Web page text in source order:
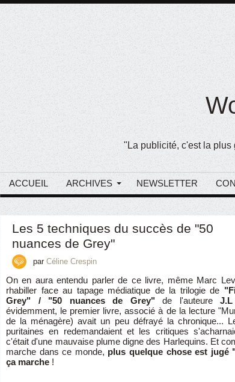
"La publicité, c'est la plus
ACCUEIL ARCHIVES NEWSLETTER
Les 5 techniques du succès de "50
nuances de Grey"
par Céline Crespin
On en aura entendu parler de ce livre, même Marc
rhabiller face au tapage médiatique de la trilogie de
Grey" / "50 nuances de Grey" de l'auteure
évidemment, le premier livre, associé à de la lecture
de la ménagère) avait un peu défrayé la chronique...
puritaines en redemandaient et les critiques
c'était d'une mauvaise plume digne des Harlequins. Et
marche dans ce monde, plus quelque chose est jugé
ça marche !